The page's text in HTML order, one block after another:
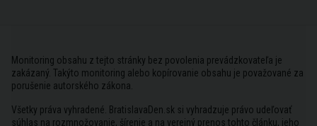
Monitoring obsahu z tejto stránky bez povolenia prevádzkovateľa je
zakázaný. Takýto monitoring alebo kopírovanie obsahu je považované za
porušenie autorského zákona.
Všetky práva vyhradené. BratislavaDen.sk si vyhradzuje právo udeľovať
súhlas na rozmnožovanie, šírenie a na verejný prenos tohto článku, jeho